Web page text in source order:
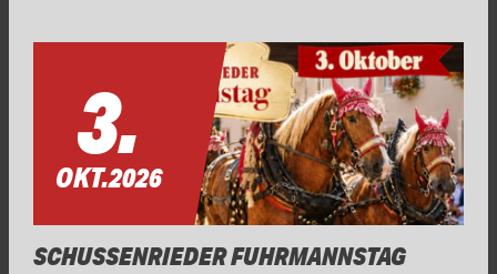
3.
OKT.2026
SCHUSSENRIEDER FUHRMANNSTAG